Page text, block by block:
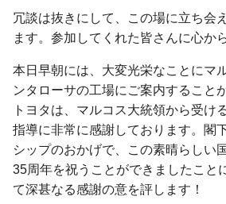
冗談は抜きにして、この場に立ち会
ます。参加してくれた皆さんに心か
本日早朝には、大変光栄なことにマ
ンタローサの工場にご案内すること
トヨタは、マルコス大統領から受け
指導に非常に感謝しております。閣
シップのおかげで、この素晴らしい
35周年を祝うことができましたこと
て深甚なる感謝の意を評します！